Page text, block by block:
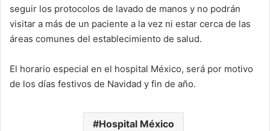
seguir los protocolos de lavado de manos y no podrán
visitar a más de un paciente a la vez ni estar cerca de las
áreas comunes del establecimiento de salud.
El horario especial en el hospital México, será por motivo
de los días festivos de Navidad y fin de año.
Hospital México